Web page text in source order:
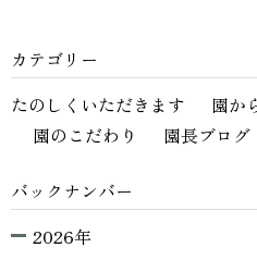
カテゴリー
たのしくいただきます
園か
園のこだわり
園長ブログ
バックナンバー
2026年